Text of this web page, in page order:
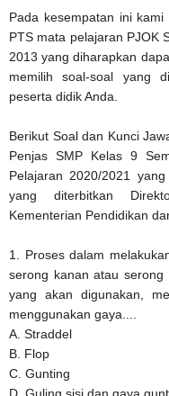
Pada kesempatan ini
PTS mata pelajaran PJOK
2013 yang diharapkan
memilih soal-soal yang
peserta didik Anda.
Berikut Soal dan Kunci
Penjas SMP Kelas 9
Pelajaran 2020/2021
yang diterbitkan
Kementerian Pendidikan
1. Proses dalam
serong kanan atau
yang akan digunakan,
menggunakan gaya....
A. Straddel
B. Flop
C. Gunting